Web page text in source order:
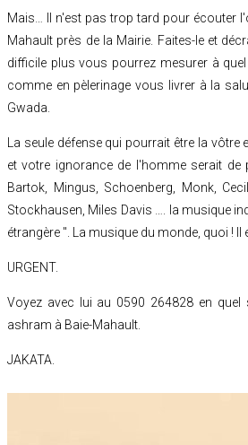
Mais… Il n'est pas trop tard pour écouter
Mahault près de la Mairie. Faites-le et
difficile plus vous pourrez mesurer à
comme en pèlerinage vous livrer à la
Gwada.
La seule défense qui pourrait être la
et votre ignorance de l'homme serait de
Bartok, Mingus, Schoenberg, Monk,
Stockhausen, Miles Davis …. la musique
étrangère ". La musique du monde, quoi ! Il
URGENT.
Voyez avec lui au 0590 264828 en
ashram à Baie-Mahault.
JAKATA.